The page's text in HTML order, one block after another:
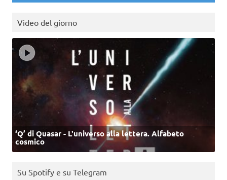
Video del giorno
‘Q’ di Quasar - L'universo alla lettera. Alfabeto
cosmico
Su Spotify e su Telegram